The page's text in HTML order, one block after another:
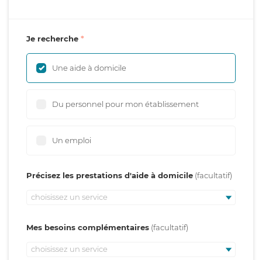
Je recherche
Une aide à domicile
Du personnel pour mon établissement
Un emploi
Précisez les prestations d'aide à domicile
choisissez un service
Mes besoins complémentaires
choisissez un service